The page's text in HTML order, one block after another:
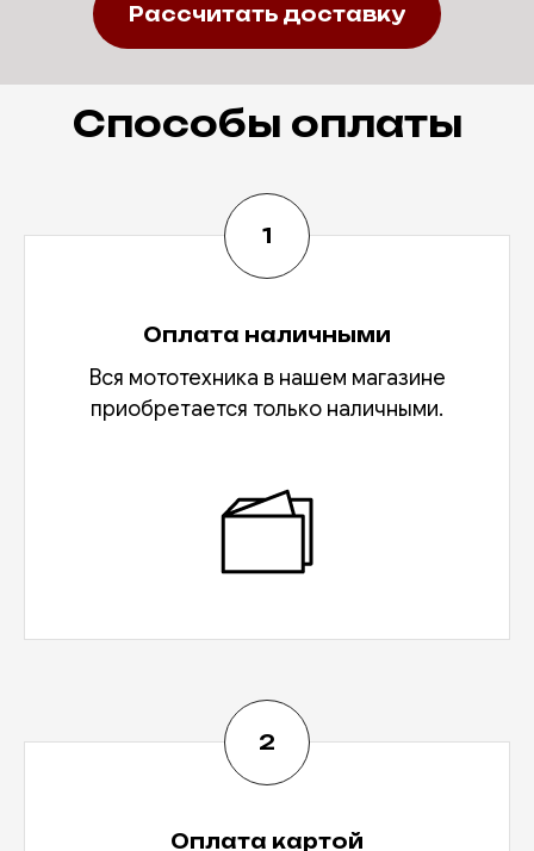
Рассчитать доставку
Способы оплаты
Оплата наличными
Вся мототехника в нашем магазине
приобретается только наличными.
Оплата картой